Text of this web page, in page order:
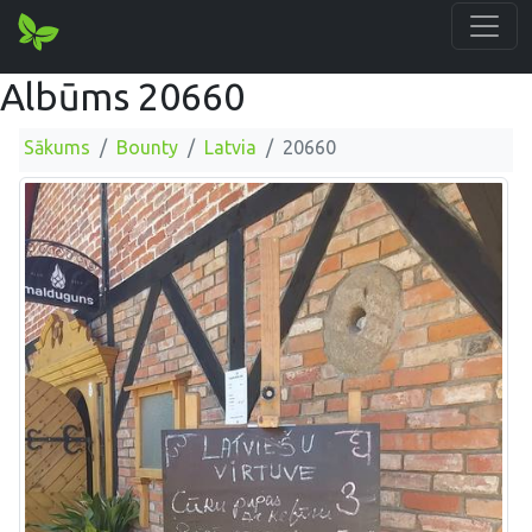
Albūms 20660
Sākums Bounty Latvia 20660